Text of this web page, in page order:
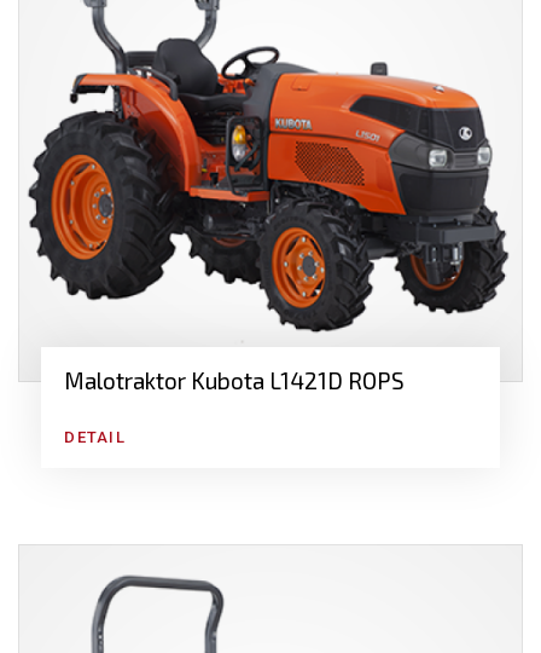
Malotraktor Kubota L1421D ROPS
DETAIL